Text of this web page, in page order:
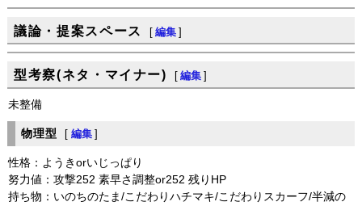
議論・提案スペース [ 編集 ]
型考察(ネタ・マイナー) [ 編集 ]
未整備
物理型 [ 編集 ]
性格：ようきorいじっぱり
努力値：攻撃252 素早さ調整or252 残りHP
持ち物：いのちのたま/こだわりハチマキ/こだわりスカーフ/半減の